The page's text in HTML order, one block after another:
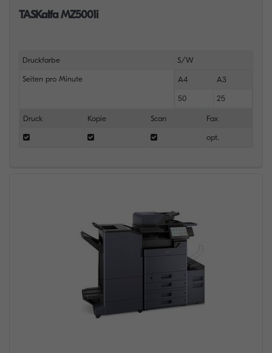
TASKalfa MZ5001i
Druckfarbe S/W
Seiten pro Minute A4 A3
50 25
Druck Kopie Scan Fax
opt.